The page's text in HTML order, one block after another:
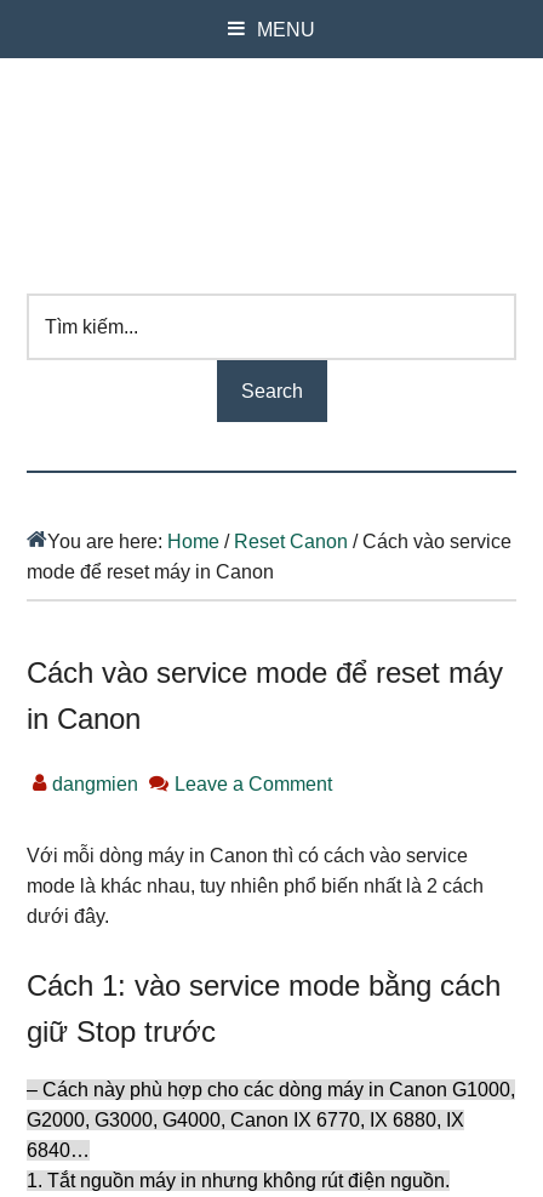
MENU
kiếm...
You are here: Home / Reset Canon /Cách vào service
mode để reset máy in Canon
Cách vào service mode để reset máy
in Canon
dangmien Leave a Comment
Với mỗi dòng máy in Canon thì có cách vào service
mode là khác nhau, tuy nhiên phổ biến nhất là 2 cách
dưới đây.
Cách 1: vào service mode bằng cách
giữ Stop trước
– Cách này phù hợp cho các dòng máy in Canon G1000,
G2000, G3000, G4000, Canon IX 6770, IX 6880, IX
6840…
1. Tắt nguồn máy in nhưng không rút điện nguồn.